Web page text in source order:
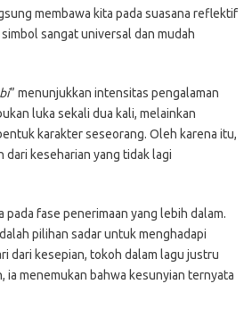
membawa kita pada suasana reflektif
sangat universal dan mudah
” menunjukkan intensitas pengalaman
luka sekali dua kali, melainkan
karakter seseorang. Oleh karena itu,
dari keseharian yang tidak lagi
pada fase penerimaan yang lebih dalam.
pilihan sadar untuk menghadapi
dari kesepian, tokoh dalam lagu justru
ia menemukan bahwa kesunyian ternyata